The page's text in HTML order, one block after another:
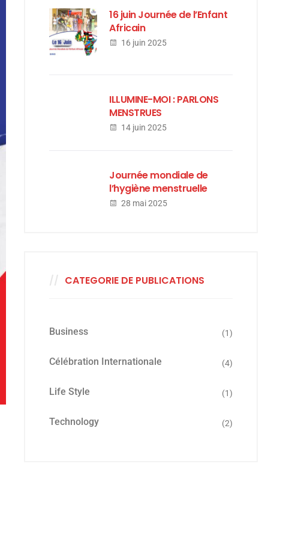
16 juin Journée de l’Enfant
Africain
16 juin 2025
ILLUMINE-MOI : PARLONS
MENSTRUES
14 juin 2025
Journée mondiale de
l’hygiène menstruelle
28 mai 2025
CATEGORIE DE PUBLICATIONS
Business (1)
Célébration Internationale (4)
Life Style (1)
Technology (2)